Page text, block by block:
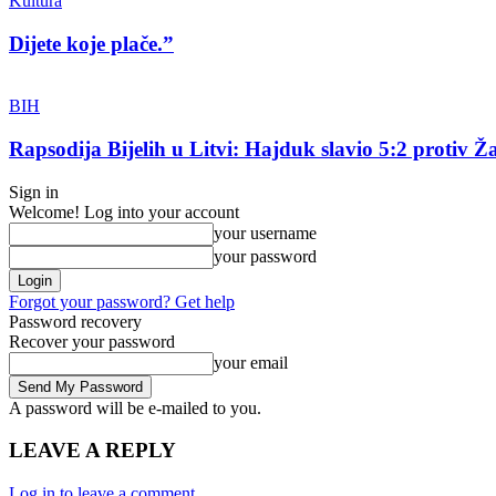
Dijete koje plače.”
BIH
Rapsodija Bijelih u Litvi: Hajduk slavio 5:2 protiv
Sign in
Welcome! Log into your account
your username
your password
Forgot your password? Get help
Password recovery
Recover your password
your email
A password will be e-mailed to you.
LEAVE A REPLY